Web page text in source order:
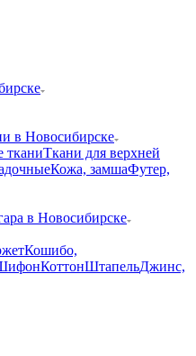
в Новосибирске
тканиТкани для верхней
Кожа, замшаФутер,
в Новосибирске
Кошибо,
КоттонШтапельДжинс,